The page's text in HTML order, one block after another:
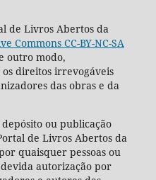
de Livros Abertos da
Commons CC-BY-NC-SA
outro modo,
direitos irrevogáveis
das obras e da
ou publicação
de Livros Abertos da
quaisquer pessoas ou
autorização por